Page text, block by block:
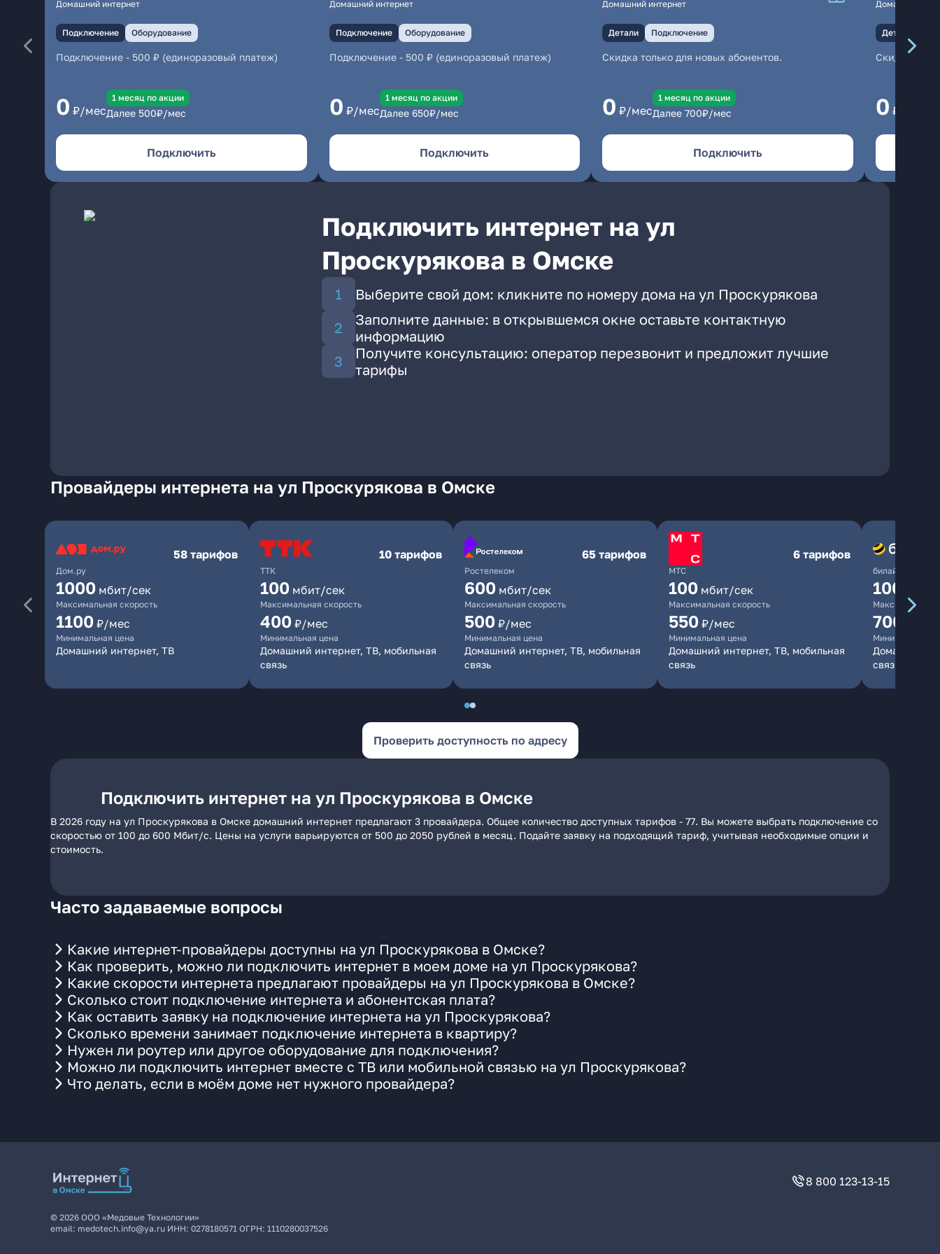
Домашний интернет
Подключение Оборудование
Подключение - 500 ₽ (единоразовый платеж)
0 ₽/мес
1 месяц по акции
Далее 500₽/мес
Подключить
Домашний интернет
Подключение Оборудование
Подключение- 500 ₽ (единоразовый платеж)
0 ₽/мес
1 месяц по акции
Далее 650₽/мес
Подключить
Домашний интернет
Детали Подключение
Скидка только для новых абонентов.
0 ₽/мес
1 месяц по акции
Далее 700₽/мес
Подключить
Домашний
Детали
Скидка
0 ₽/мес
Подключить интернет на ул
Проскурякова в Омске
Выберите свой дом: кликните по номеру дома на ул Проскурякова
Заполните данные: в открывшемся окне оставьте контактную
информацию
Получите консультацию: оператор перезвонит и предложит лучшие
тарифы
Провайдеры интернета на ул Проскурякова в Омске
Дом.ру
58 тарифов
1000 мбит/сек
Максимальная скорость
1100 ₽/мес
Минимальная цена
Домашний интернет, ТВ
ТТК
10 тарифов
100 мбит/сек
Максимальная скорость
400 ₽/мес
Минимальная цена
Домашний интернет, ТВ, мобильная
связь
Ростелеком
65 тарифов
600 мбит/сек
Максимальная скорость
500 ₽/мес
Минимальная цена
Домашний интернет, ТВ, мобильная
связь
МТС
6 тарифов
100 мбит/сек
Максимальная скорость
550 ₽/мес
Минимальная цена
Домашний интернет, ТВ, мобильная
связь
билайн
1000
Максимальная
700
Минимальная
Домашний
связь
Проверить доступность по адресу
Подключить интернет на ул Проскурякова в Омске
В 2026 году на ул Проскурякова в Омске домашний интернет предлагают 3 провайдера. Общее количество доступных тарифов - 77. Вы можете выбрать подключение со
скоростью от 100 до 600 Мбит/с. Цены на услуги варьируются от 500 до 2050 рублей в месяц. Подайте заявку на подходящий тариф, учитывая необходимые опции и
стоимость.
Часто задаваемые вопросы
Какие интернет-провайдеры доступны на ул Проскурякова в Омске?
Как проверить, можно ли подключить интернет в моем доме на ул Проскурякова?
Какие скорости интернета предлагают провайдеры на ул Проскурякова в Омске?
Сколько стоит подключение интернета и абонентская плата?
Как оставить заявку на подключение интернета на ул Проскурякова?
Сколько времени занимает подключение интернета в квартиру?
Нужен ли роутер или другое оборудование для подключения?
Можно ли подключить интернет вместе с ТВ или мобильной связью на ул Проскурякова?
Что делать, если в моём доме нет нужного провайдера?
8 800 123-13-15
© 2026 ООО «Медовые Технологии»
email: medotech.info@ya.ru ИНН: 0278180571 ОГРН: 1110280037526